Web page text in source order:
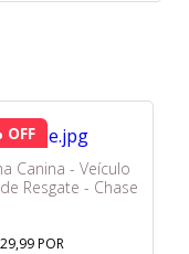
OFF
Canina - Veículo
Resgate - Chase
POR